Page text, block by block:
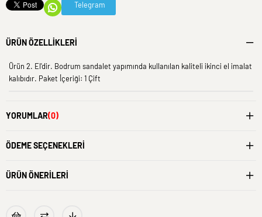
Telegram
ÜRÜN ÖZELLIKLERI
Ürün 2. El'dir. Bodrum sandalet yapımında kullanılan kaliteli ikinci el imalat
kalıbıdır. Paket İçeriği: 1 Çift
YORUMLAR(0)
ÖDEME SEÇENEKLERI
ÜRÜN ÖNERILERI